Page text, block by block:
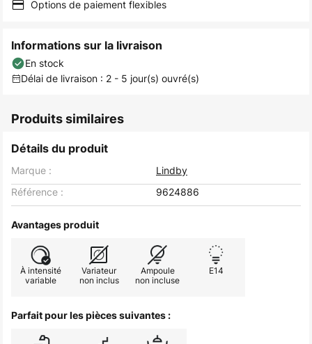
Options de paiement flexibles
Informations sur la livraison
En stock
Délai de livraison : 2 - 5 jour(s) ouvré(s)
Produits similaires
Détails du produit
Marque :
Lindby
Référence :
9624886
Avantages produit
À intensité
variable
Variateur
non inclus
Ampoule
non incluse
E14
Parfait pour les pièces suivantes :